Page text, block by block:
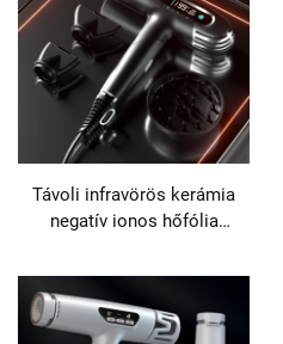
Távoli infravörös kerámia
negatív ionos hőfólia